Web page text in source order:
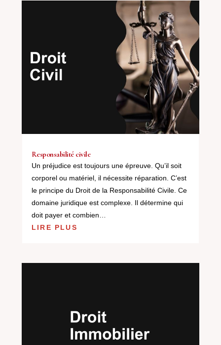
Responsabilité civile
Un préjudice est toujours une épreuve. Qu’il soit
corporel ou matériel, il nécessite réparation. C’est
le principe du Droit de la Responsabilité Civile. Ce
domaine juridique est complexe. Il détermine qui
doit payer et combien…
LIRE PLUS